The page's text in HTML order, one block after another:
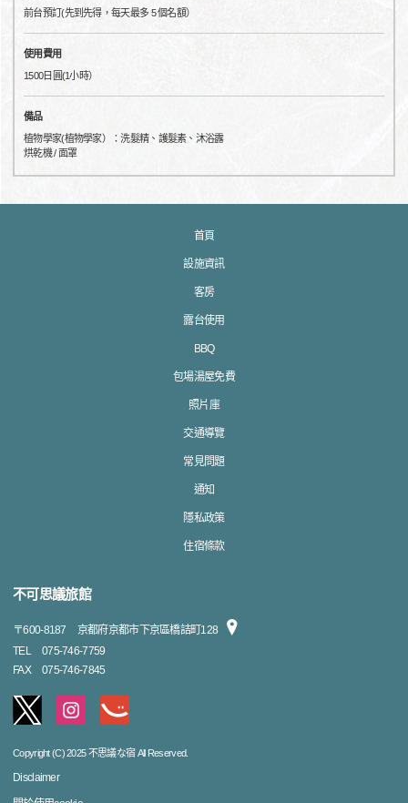
前台預訂(先到先得，每天最多 5 個名額）
使用費用
1500日圓(1小時）
備品
植物學家(植物學家）：洗髮精、護髮素、沐浴露
烘乾機 / 面罩
首頁
設施資訊
客房
露台使用
BBQ
包場湯屋免費
照片庫
交通導覽
常見問題
通知
隱私政策
住宿條款
不可思議旅館
〒600-8187
京都府京都市下京區橋詰町128
TEL
075-746-7759
FAX
075-746-7845
Copyright (C) 2025 不思議な宿 All Reserved.
Disclaimer